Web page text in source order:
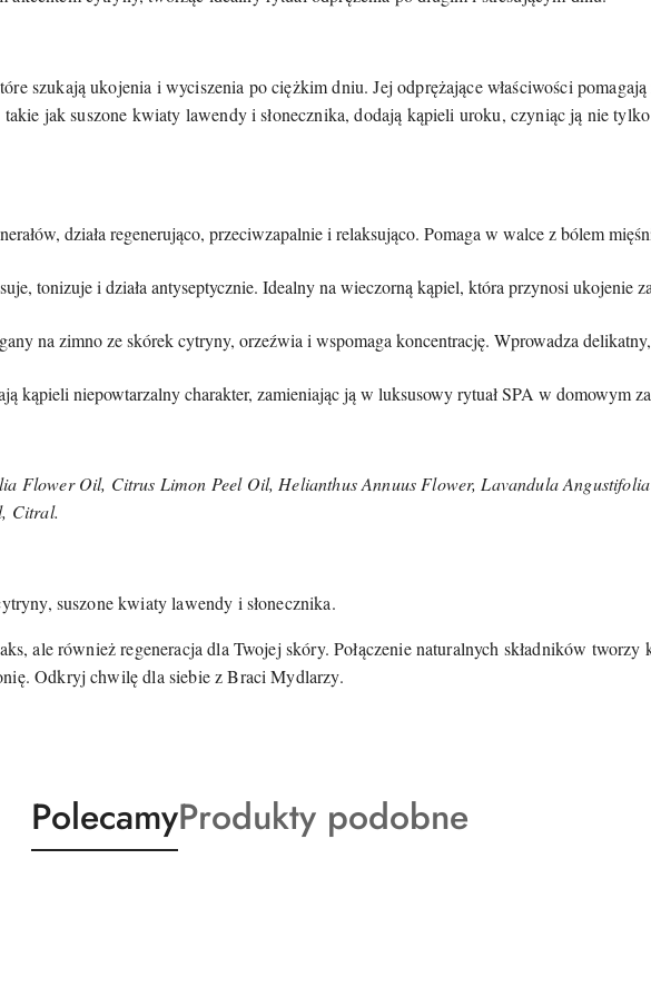
szukają ukojenia i wyciszenia po ciężkim dniu. Jej odprężające właściwości
jak suszone kwiaty lawendy i słonecznika, dodają kąpieli uroku, czyniąc ją nie
działa regenerująco, przeciwzapalnie i relaksująco. Pomaga w walce z bólem
tonizuje i działa antyseptycznie. Idealny na wieczorną kąpiel, która przynosi ukojenie
na zimno ze skórek cytryny, orzeźwia i wspomaga koncentrację. Wprowadza
kąpieli niepowtarzalny charakter, zamieniając ją w luksusowy rytuał SPA w domowym
Flower Oil, Citrus Limon Peel Oil, Helianthus Annuus Flower, Lavandula
Citral.
suszone kwiaty lawendy i słonecznika.
ale również regeneracja dla Twojej skóry. Połączenie naturalnych składników tworzy
Odkryj chwilę dla siebie z Braci Mydlarzy.
Produkty
o
PolecamyProdukty
o
Produkty podobne